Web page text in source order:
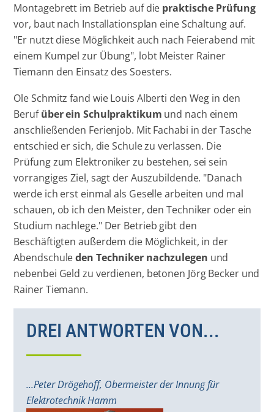
Montagebrett im Betrieb auf die praktische Prüfung
vor, baut nach Installationsplan eine Schaltung auf.
"Er nutzt diese Möglichkeit auch nach Feierabend mit
einem Kumpel zur Übung", lobt Meister Rainer
Tiemann den Einsatz des Soesters.
Ole Schmitz fand wie Louis Alberti den Weg in den
Berufüber ein Schulpraktikum und nach einem
anschließenden Ferienjob. Mit Fachabi in der Tasche
entschied er sich, die Schule zu verlassen. Die
Prüfung zum Elektroniker zu bestehen, sei sein
vorrangiges Ziel, sagt der Auszubildende. "Danach
werde ich erst einmal als Geselle arbeiten und mal
schauen, ob ich den Meister, den Techniker oder ein
Studium nachlege." Der Betrieb gibt den
Beschäftigten außerdem die Möglichkeit, in der
Abendschuleden Techniker nachzulegen und
nebenbei Geld zu verdienen, betonen Jörg Becker und
Rainer Tiemann.
DREI ANTWORTEN VON...
...Peter Drögehoff, Obermeister der Innung für
Elektrotechnik Hamm